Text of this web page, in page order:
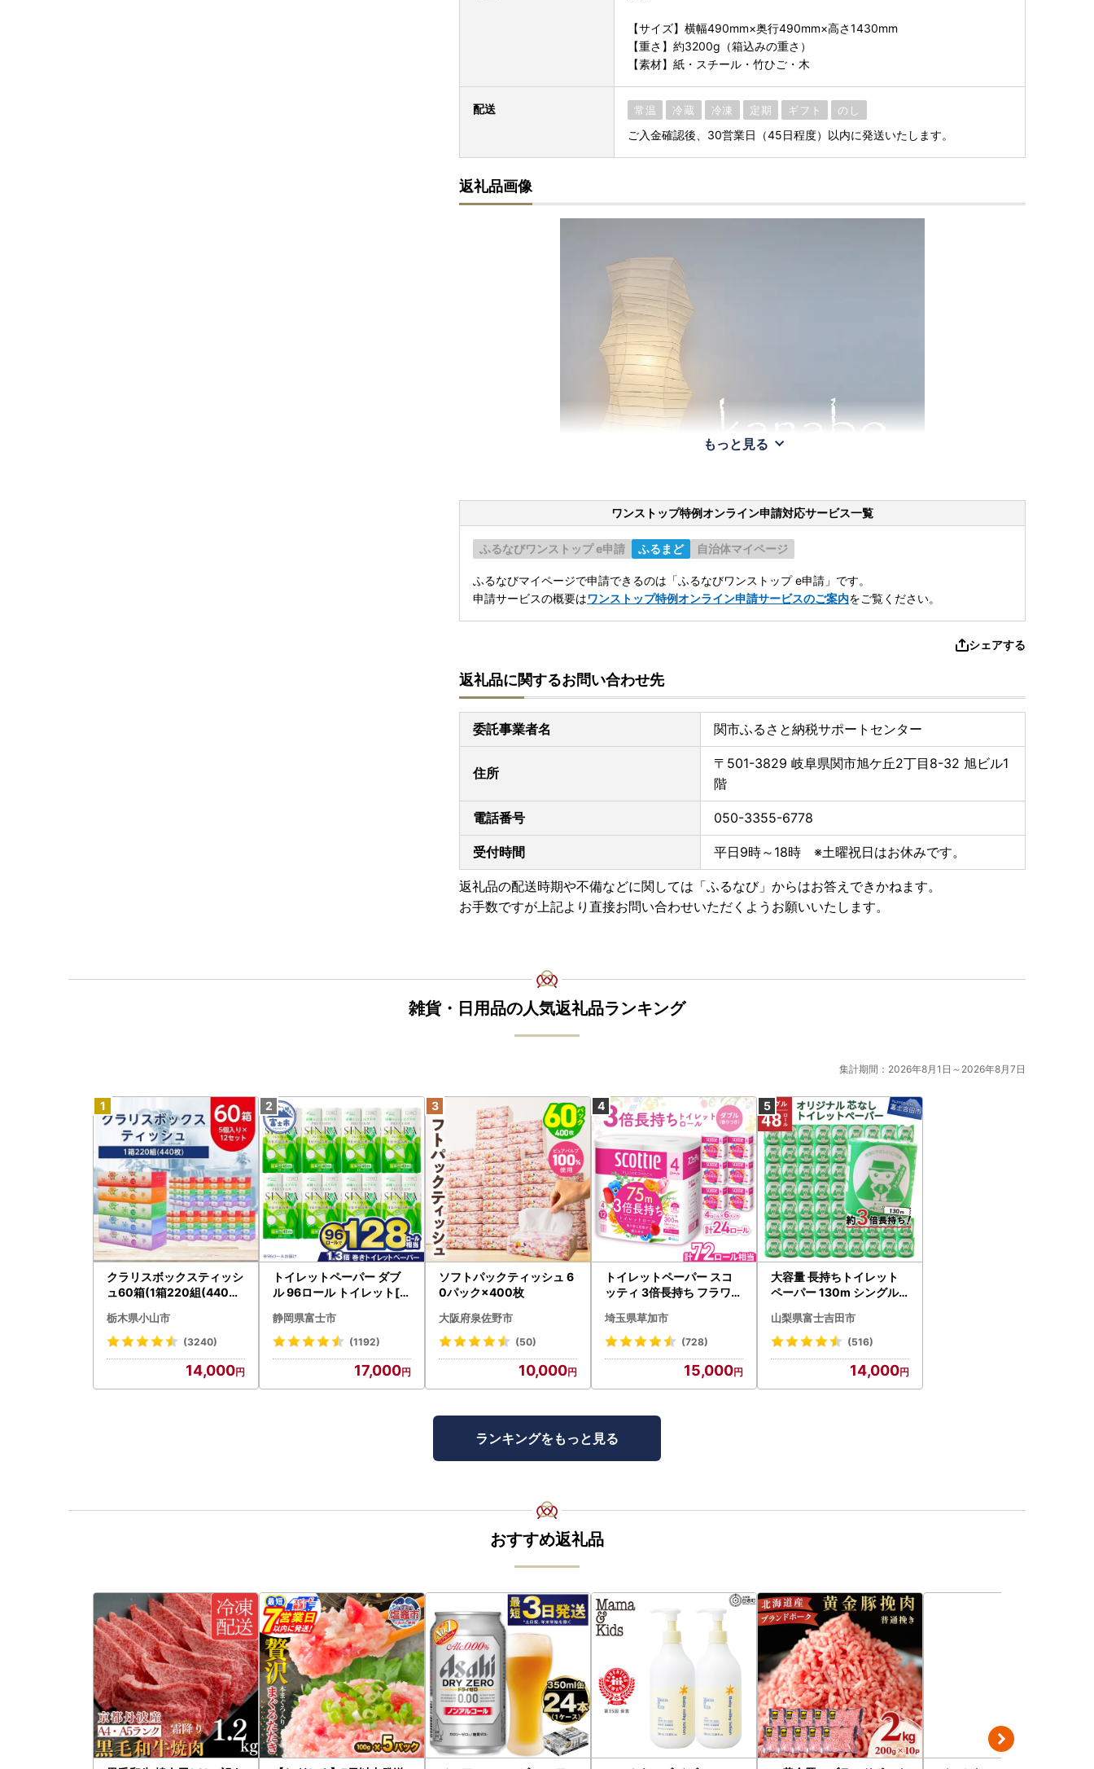
【サイズ】横幅490mm×奥行490mm×高さ1430mm
【重さ】約3200g（箱込みの重さ）
【素材】紙・スチール・竹ひご・木
配送 常温 冷蔵 冷凍 定期 ギフト のし
ご入金確認後、30営業日（45日程度）以内に発送いたします。
返礼品画像
もっと見る
ワンストップ特例オンライン申請対応サービス一覧
ふるなびワンストップ e申請 ふるまど 自治体マイページ
ふるなびマイページで申請できるのは「ふるなびワンストップ e申請」です。
申請サービスの概要はワンストップ特例オンライン申請サービスのご案内をご覧ください。
シェアする
返礼品に関するお問い合わせ先
委託事業者名 関市ふるさと納税サポートセンター
住所
〒501-3829 岐阜県関市旭ケ丘2丁目8-32 旭ビル1
階
電話番号 050-3355-6778
受付時間 平日9時～18時 ※土曜祝日はお休みです。
返礼品の配送時期や不備などに関しては「ふるなび」からはお答えできかねます。
お手数ですが上記より直接お問い合わせいただくようお願いいたします。
雑貨・日用品の人気返礼品ランキング
集計期間：2026年8月1日～2026年8月7日
クラリスボックスティッシ
ュ60箱(1箱220組(440枚)
送不可地域：離島・沖縄県
】【1256759】
栃木県小山市
(3240)
14,000
トイレットペーパー ダブ
ル 96ロール トイレット[sf
静岡県富士市
(1192)
17,000
ソフトパックティッシュ 6
0パック×400枚
大阪府泉佐野市
(50)
10,000
トイレットペーパー スコ
ッティ 3倍長持ち フラワー
埼玉県草加市
(728)
15,000
大容量 長持ちトイレット
ペーパー 130m シングル 4
ト
山梨県富士吉田市
(516)
14,000
ランキングをもっと見る
おすすめ返礼品